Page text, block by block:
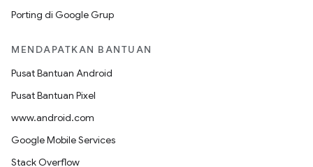
Porting di Google Grup
MENDAPATKAN BANTUAN
Pusat Bantuan Android
Pusat Bantuan Pixel
www.android.com
Google Mobile Services
Stack Overflow